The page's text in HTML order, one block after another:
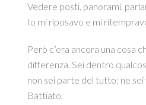
Vedere posti, panorami,
Io mi riposavo e mi
Però c’era ancora una cosa
differenza. Sei dentro
non sei parte del tutto: ne
Battiato.